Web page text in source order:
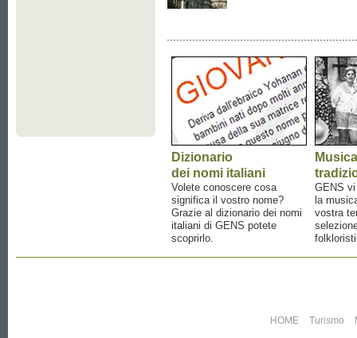
Dizionario
dei nomi italiani
Volete conoscere cosa
significa il vostro nome?
Grazie al dizionario dei nomi
italiani di GENS potete
scoprirlo.
Musica
GENS
la
vostra
HOME Turismo